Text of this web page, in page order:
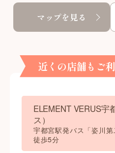
マップを見る
近くの店舗もご
ELEMENT VERUS宇
ス）
宇都宮駅発バス「姿川
徒歩5分